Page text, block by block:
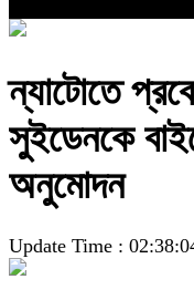
ন্যাটোতে
সুইডেনকে
অনুমোদন
Update Time :